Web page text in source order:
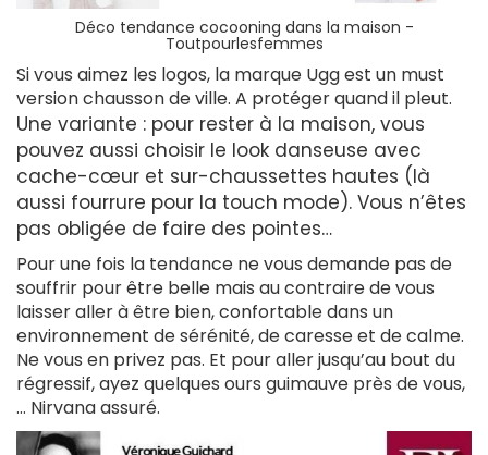
Déco tendance cocooning dans la maison -
Toutpourlesfemmes
Si vous aimez les logos, la marque Ugg est un must
version chausson de ville. A protéger quand il pleut.
Une variante : pour rester à la maison, vous
pouvez aussi choisir le look danseuse avec
cache-cœur et sur-chaussettes hautes (là
aussi fourrure pour la touch mode). Vous n’êtes
pas obligée de faire des pointes…
Pour une fois la tendance ne vous demande pas de
souffrir pour être belle mais au contraire de vous
laisser aller à être bien, confortable dans un
environnement de sérénité, de caresse et de calme.
Ne vous en privez pas. Et pour aller jusqu’au bout du
régressif, ayez quelques ours guimauve près de vous,
… Nirvana assuré.